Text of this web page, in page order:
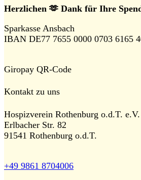
Herzlichen 🫶 Dank für Ihre
Sparkasse Ansbach
IBAN DE77 7655 0000 0703 6165
Giropay QR-Code
Kontakt zu uns
Hospizverein Rothenburg o.d.T. e.V.
Erlbacher Str. 82
91541 Rothenburg o.d.T.
+49 9861 8704006